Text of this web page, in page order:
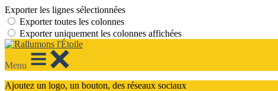
Exporter les lignes sélectionnées
Exporter toutes les colonnes
Exporter uniquement les colonnes affichées
Menu
Ajoutez un logo, un bouton, des réseaux sociaux